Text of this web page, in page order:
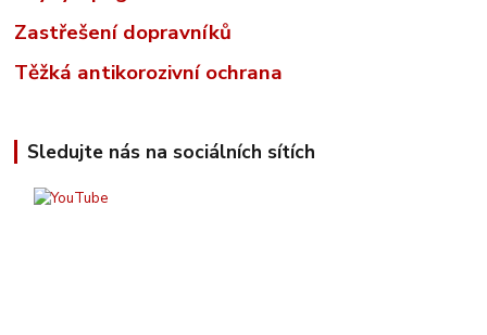
Zastřešení dopravníků
Těžká antikorozivní ochrana
Sledujte nás na sociálních sítích